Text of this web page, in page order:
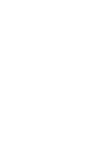
Kecil Yang